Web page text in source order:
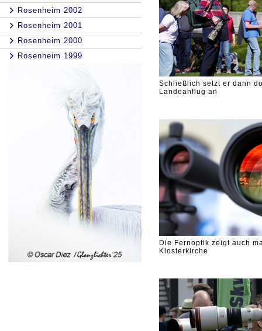
Rosenheim 2002
Rosenheim 2001
Rosenheim 2000
Rosenheim 1999
Schließlich setzt er dann
Landeanflug an
Die Fernoptik zeigt auch
Klosterkirche